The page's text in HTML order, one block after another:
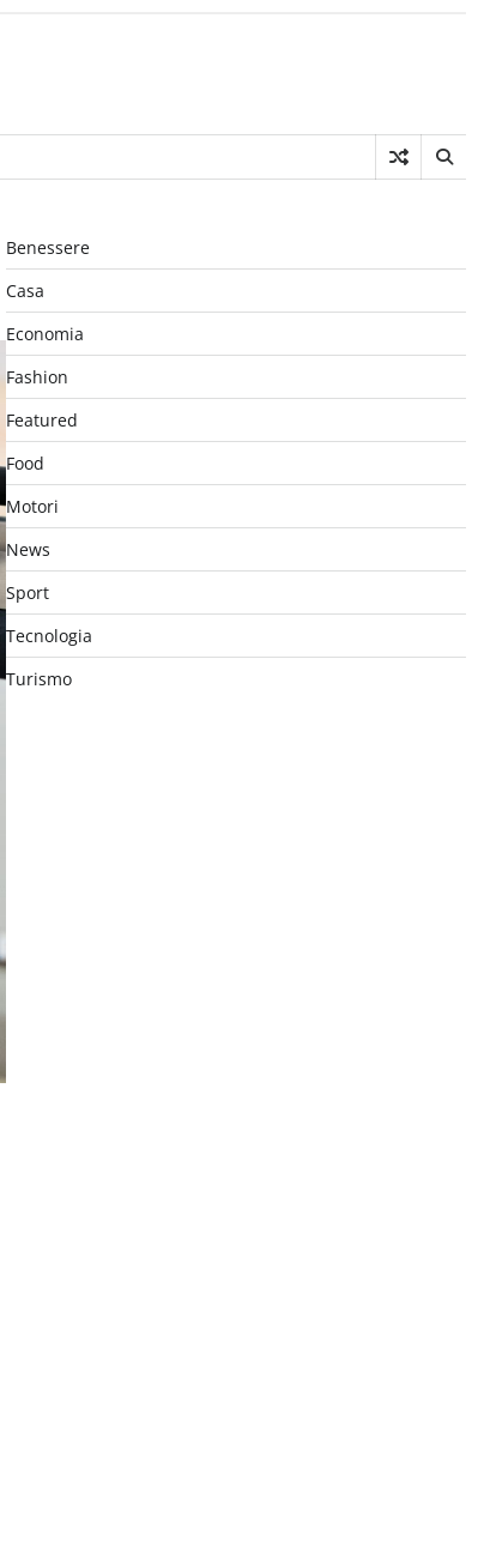
Benessere
Casa
Economia
Fashion
Featured
Food
Motori
News
Sport
Tecnologia
Turismo